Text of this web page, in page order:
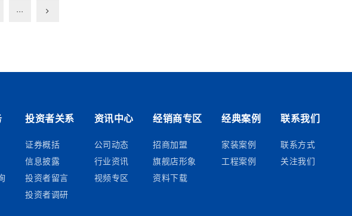
···
投资者关系
证券概括
信息披露
投资者留言
投资者调研
资讯中心
公司动态
行业资讯
视频专区
经销商专区
招商加盟
旗舰店形象
资料下载
经典案例
家装案例
工程案例
联系我们
联系方式
关注我们